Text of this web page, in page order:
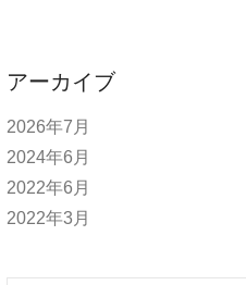
アーカイブ
2026年7月
2024年6月
2022年6月
2022年3月